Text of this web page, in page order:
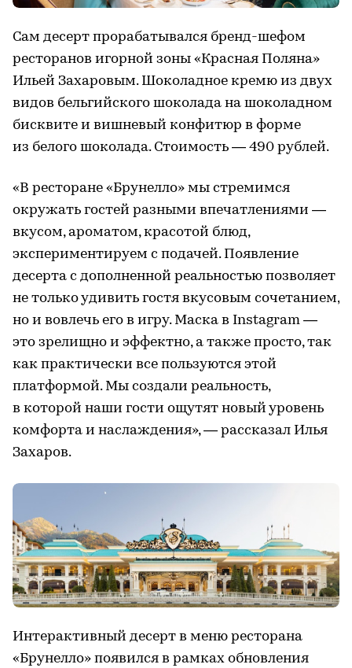
Сам десерт прорабатывался бренд-шефом
ресторанов игорной зоны «Красная Поляна»
Ильей Захаровым. Шоколадное кремю из двух
видов бельгийского шоколада на шоколадном
бисквите и вишневый конфитюр в форме
из белого шоколада. Стоимость — 490 рублей.
«В ресторане «Брунелло» мы стремимся
окружать гостей разными впечатлениями —
вкусом, ароматом, красотой блюд,
экспериментируем с подачей. Появление
десерта с дополненной реальностью позволяет
не только удивить гостя вкусовым сочетанием,
но и вовлечь его в игру. Маска в Instagram —
это зрелищно и эффектно, а также просто, так
как практически все пользуются этой
платформой. Мы создали реальность,
в которой наши гости ощутят новый уровень
комфорта и наслаждения», — рассказал Илья
Захаров.
Интерактивный десерт в меню ресторана
«Брунелло» появился в рамках обновления